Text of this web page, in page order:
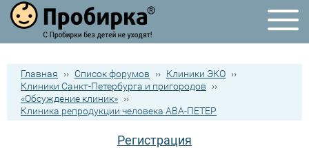
Главная ›› Список форумов ›› Клиники ЭКО ››
Клиники Санкт-Петербурга и пригородов
››
«Обсуждение клиник» ››
Клиника репродукции человека АВА-ПЕТЕР
Регистрация